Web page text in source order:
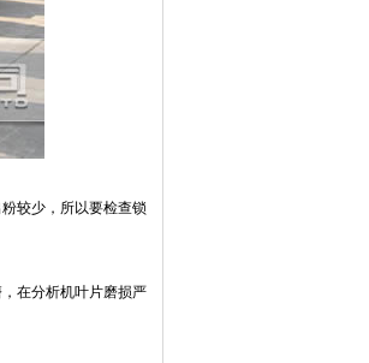
较少，所以要检查锁
在分析机叶片磨损严